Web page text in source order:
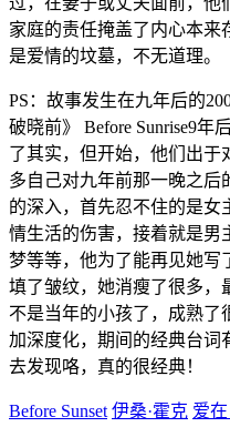
家庭的责任掩盖了内心本来
是爱情的坟墓，不无道理。
PS：故事发生在九年后的
破晓前》 Before Sunrise9
了其实，但开始，他们出于
多自己对九年前那一晚之后
的深入，首先忍不住的是女
情生活的伤害，接着就是男
梦等等，他为了能再见她写
填了皱纹，她消瘦了很多，
不是当年的小孩了，成熟了
加深度化，期间的经典台词
去发现咯，真的很经典！
Before Sunset 伊桑·霍克 爱